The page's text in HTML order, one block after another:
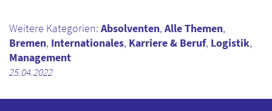
Weitere Kategorien: Absolventen, Alle Themen,
Bremen, Internationales, Karriere & Beruf, Logistik,
Management
25.04.2022